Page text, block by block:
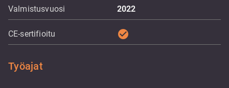
Valmistusvuosi 2022
CE-sertifioitu check_circle
Työajat